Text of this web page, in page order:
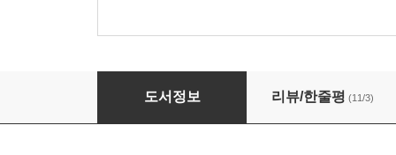
이름의 빈자리에
도서정보 리뷰/한줄평 (11/3)